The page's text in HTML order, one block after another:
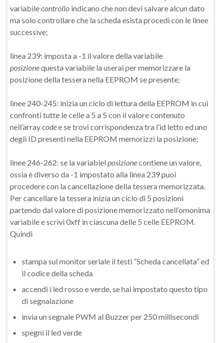
variabilecontrollo indicano che non devi salvare alcun dato
ma solo controllare che la scheda esista procedi con le linee
successive;
linea 239: imposta a -1 il valore della variabile
posizionequesta variabile la userai per memorizzare la
posizione della tessera nella EEPROM se presente;
linee 240-245: inizia un ciclo di lettura della EEPROM in cui
confronti tutte le celle a 5 a 5 con il valore contenuto
nell’arraycodee se trovi corrispondenza tra l’id letto ed uno
degli ID presenti nella EEPROM memorizzi la posizione;
linee 246-262: se la variabiel posizionecontiene un valore,
ossia è diverso da -1 impostato alla linea 239 puoi
procedere con la cancellazione della tessera memorizzata.
Per cancellare la tessera inizia un ciclo di 5 posizioni
partendo dal valore di posizione memorizzato nell’omonima
variabile e scrivi 0xff in ciascuna delle 5 celle EEPROM.
Quindi
stampa sul monitor seriale il testi “Scheda cancellata” ed
il codice della scheda
accendi i led rosso e verde, se hai impostato questo tipo
di segnalazione
invia un segnale PWM al Buzzer per 250 millisecondi
spegni il led verde